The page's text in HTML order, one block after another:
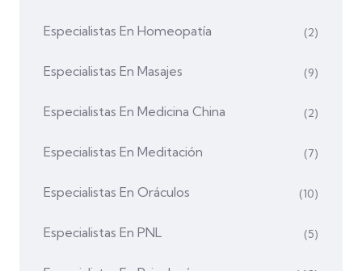
Especialistas En Homeopatía (2)
Especialistas En Masajes (9)
Especialistas En Medicina China (2)
Especialistas En Meditación (7)
Especialistas En Oráculos (10)
Especialistas En PNL (5)